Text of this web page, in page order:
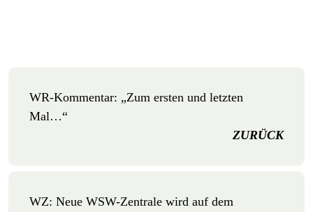
WR-Kommentar: „Zum ersten und letzten
Mal…“
ZURÜCK
WZ: Neue WSW-Zentrale wird auf dem